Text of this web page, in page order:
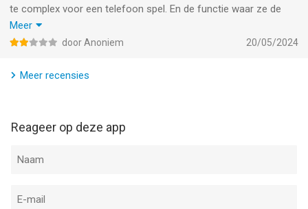
te complex voor een telefoon spel. En de functie waar ze de
reclame van maken dat je over die snelweg loopt en door die
plus en min poortjes gaat en een groep enemy tegen komt kon
Meer
door Anoniem 20/05/2024
Meer recensies
Reageer op deze app